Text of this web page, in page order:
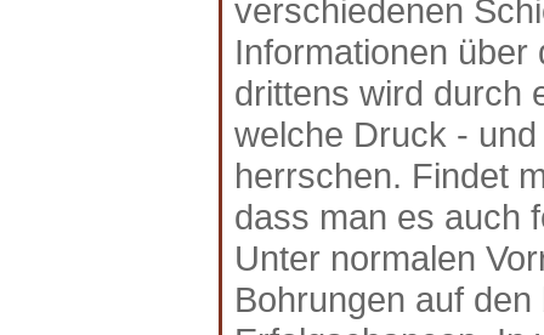
verschiedenen
Informationen
drittens wird durch
welche Druck -
herrschen. Findet
dass man es auch
Unter normalen
Bohrungen auf